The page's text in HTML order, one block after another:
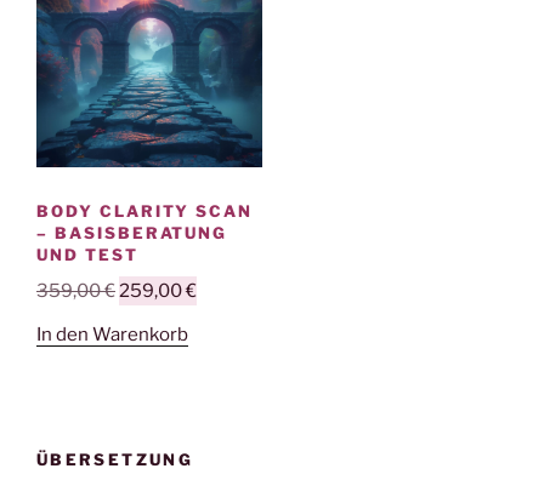
BODY CLARITY SCAN
– BASISBERATUNG
UND TEST
359,00€ Ursprünglicher
war:
259,00€Aktueller
In den Warenkorb
ÜBERSETZUNG